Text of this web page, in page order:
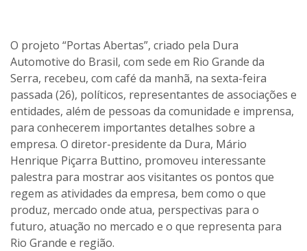
O projeto “Portas Abertas”, criado pela Dura
Automotive do Brasil, com sede em Rio Grande da
Serra, recebeu, com café da manhã, na sexta-feira
passada (26), políticos, representantes de associações e
entidades, além de pessoas da comunidade e imprensa,
para conhecerem importantes detalhes sobre a
empresa. O diretor-presidente da Dura, Mário
Henrique Piçarra Buttino, promoveu interessante
palestra para mostrar aos visitantes os pontos que
regem as atividades da empresa, bem como o que
produz, mercado onde atua, perspectivas para o
futuro, atuação no mercado e o que representa para
Rio Grande e região.